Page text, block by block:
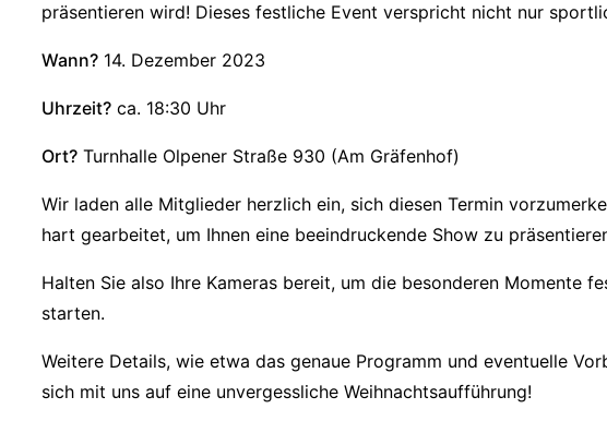
präsentieren wird! Dieses festliche Event verspricht nicht nur
Wann? 14. Dezember 2023
Uhrzeit? ca. 18:30 Uhr
Ort? Turnhalle Olpener Straße 930 (Am Gräfenhof)
Wir laden alle Mitglieder herzlich ein, sich diesen Termin
hart gearbeitet, um Ihnen eine beeindruckende Show zu
Halten Sie also Ihre Kameras bereit, um die besonderen Momente
starten.
Weitere Details, wie etwa das genaue Programm und eventuelle
sich mit uns auf eine unvergessliche Weihnachtsaufführung!